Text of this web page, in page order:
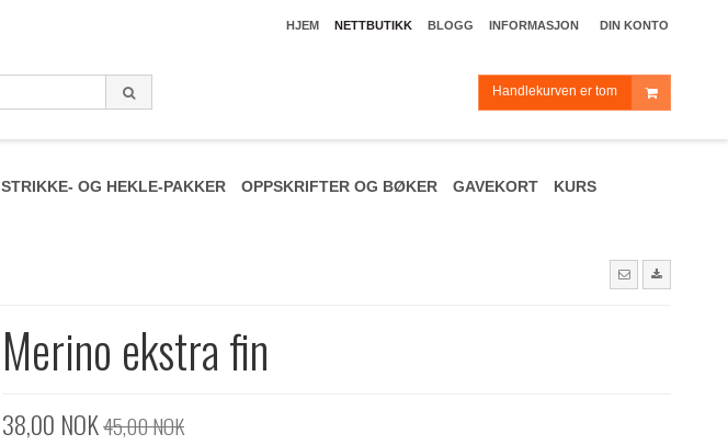
HJEM NETTBUTIKK BLOGG INFORMASJON DIN KONTO
Handlekurven er tom
STRIKKE- OG HEKLE-PAKKER OPPSKRIFTER OG BØKER GAVEKORT KURS
Merino ekstra fin
38,00 NOK45,00 NOK